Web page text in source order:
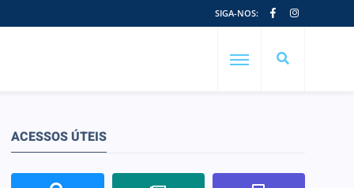
SIGA-NOS:
ACESSOS ÚTEIS